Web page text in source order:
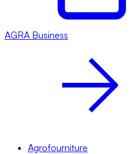
AGRA Business
Agrofourniture